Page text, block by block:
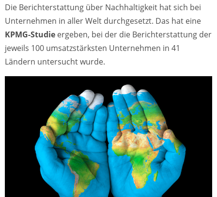
Die Berichterstattung über Nachhaltigkeit hat sich bei
Unternehmen in aller Welt durchgesetzt. Das hat eine
KPMG-Studie ergeben, bei der die Berichterstattung der
jeweils 100 umsatzstärksten Unternehmen in 41
Ländern untersucht wurde.